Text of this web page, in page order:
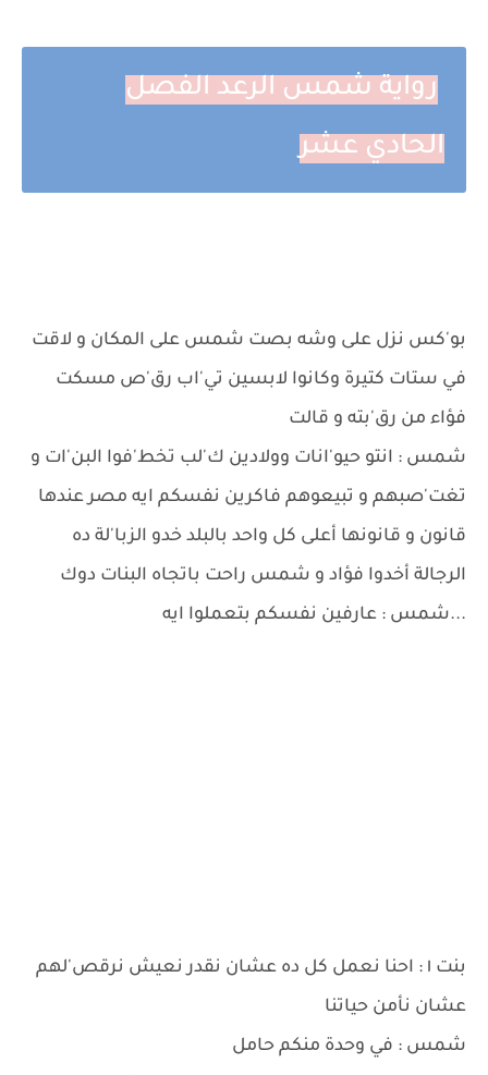
رواية شمس الرعد الفصل
الحادي عشر
بو'كس نزل على وشه بصت شمس على المكان و لاقت
في ستات كتيرة وكانوا لابسين تي'اب رق'ص مسكت
فؤاء من رق'بته و قالت
شمس : انتو حيو'انات وولادين ك'لب تخط'فوا البن'ات و
تغت'صبهم و تبيعوهم فاكرين نفسكم ايه مصر عندها
قانون و قانونها أعلى كل واحد بالبلد خدو الزبا'لة ده
الرجالة أخدوا فؤاد و شمس راحت باتجاه البنات دوك
...شمس : عارفين نفسكم بتعملوا ايه
بنت ١ : احنا نعمل كل ده عشان نقدر نعيش نرقص'لهم
عشان نأمن حياتنا
شمس : في وحدة منكم حامل